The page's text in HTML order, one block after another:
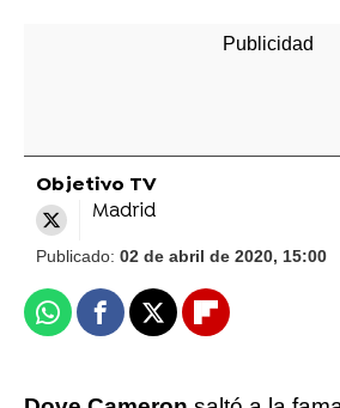
Objetivo TV
Madrid
Publicado: 02 de abril de 2020, 15:00
WhatsappFacebook
X Flipboard